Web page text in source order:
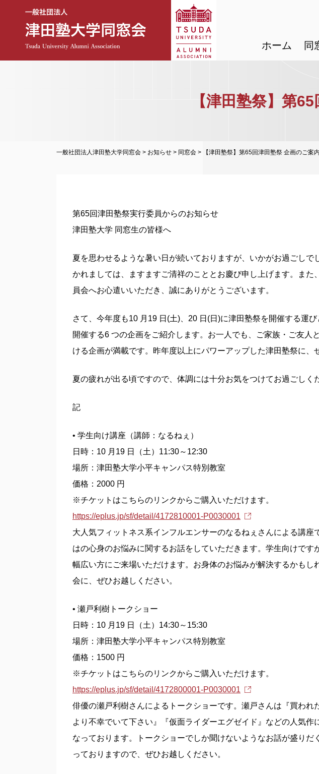
ホーム 同
【津田塾祭】第
一般社団法人津田塾大学同窓会 > お知らせ > 同窓会 > 【津田塾祭】第65回津田塾祭 企画のご案内
第65回津田塾祭実行委員からのお知らせ
津田塾大学 同窓生の皆様へ
夏を思わせるような暑い日が続いておりますが、いかがお過ごしで
かれましては、ますますご清祥のこととお慶び申し上げます。また
員会へお心遣いいただき、誠にありがとうございます。
さて、今年度も10 月19 日(土)、20 日(日)に津田塾祭を開催する運
開催する6 つの企画をご紹介します。お一人でも、ご家族・ご友人
ける企画が満載です。昨年度以上にパワーアップした津田塾祭に、
夏の疲れが出る頃ですので、体調には十分お気をつけてお過ごしく
記
• 学生向け講座（講師：なるねぇ）
日時：10 月19 日（土）11:30～12:30
場所：津田塾大学小平キャンパス特別教室
価格：2000 円
※チケットはこちらのリンクからご購入いただけます。
https://eplus.jp/sf/detail/4172810001-P0030001
大人気フィットネス系インフルエンサーのなるねぇさんによる講座
はの心身のお悩みに関するお話をしていただきます。学生向けです
幅広い方にご来場いただけます。お身体のお悩みが解決するかもし
会に、ぜひお越しください。
• 瀬戸利樹トークショー
日時：10 月19 日（土）14:30～15:30
場所：津田塾大学小平キャンパス特別教室
価格：1500 円
※チケットはこちらのリンクからご購入いただけます。
https://eplus.jp/sf/detail/4172800001-P0030001
俳優の瀬戸利樹さんによるトークショーです。瀬戸さんは『買われ
より不幸でいて下さい』『仮面ライダーエグゼイド』などの人気作
なっております。トークショーでしか聞けないようなお話が盛りだ
っておりますので、ぜひお越しください。